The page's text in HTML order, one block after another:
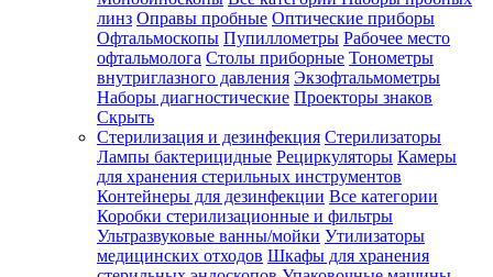
линз Оправы пробные Оптические приборы
Офтальмоскопы Пупиллометры Рабочее место
офтальмолога Столы приборные Тонометры
внутриглазного давления Экзофтальмометры
Наборы диагностические Проекторы знаков
Скрыть
Стерилизация и дезинфекция Стерилизаторы
Лампы бактерицидные Рециркуляторы Камеры
для хранения стерильных инструментов
Контейнеры для дезинфекции Все категории
Коробки стерилизационные и фильтры
Ультразвуковые ванны/мойки Утилизаторы
медицинских отходов Шкафы для хранения